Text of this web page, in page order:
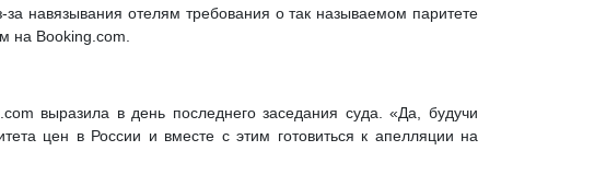
навязывания отелям требования о так называемом паритете
на Booking.com.
выразила в день последнего заседания суда. «Да, будучи
цен в России и вместе с этим готовиться к апелляции на